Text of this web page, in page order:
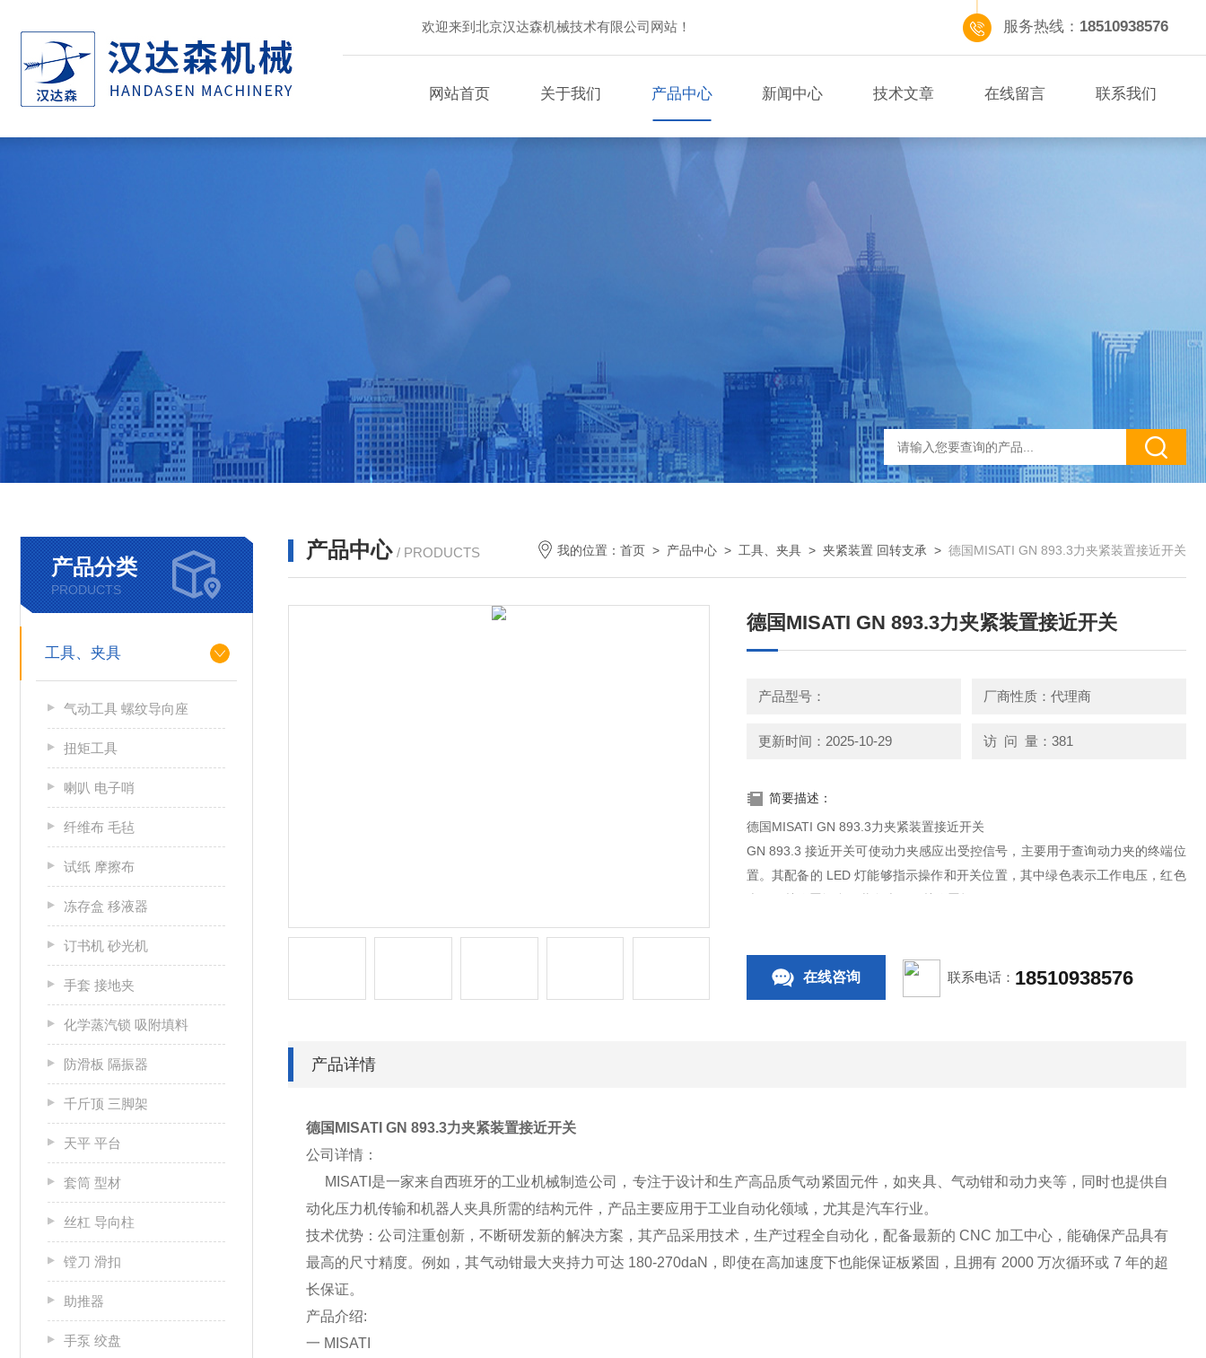
欢迎来到北京汉达森机械技术有限公司网站！ 服务热线： 18510938576
网站首页 关于我们 产品中心 新闻中心 技术文章 在线留言 联系我们
产品分类
PRODUCTS
工具、夹具
气动工具 螺纹导向座
扭矩工具
喇叭 电子哨
纤维布 毛毡
试纸 摩擦布
冻存盒 移液器
订书机 砂光机
手套 接地夹
化学蒸汽锁 吸附填料
防滑板 隔振器
千斤顶 三脚架
天平 平台
套筒 型材
丝杠 导向柱
镗刀 滑扣
助推器
手泵 绞盘
产品中心 / PRODUCTS 我的位置： 首页 > 产品中心 > 工具、夹具 > 夹紧装置 回转支承 > 德国MISATI GN 893.3力夹紧装置接近开关
德国MISATI GN 893.3力夹紧装置接近开关
产品型号： 厂商性质：代理商
更新时间：2025-10-29 访 问 量：381
简要描述：
德国MISATI GN 893.3力夹紧装置接近开关
GN 893.3 接近开关可使动力夹感应出受控信号，主要用于查询动力夹的终端位
置。其配备的 LED 灯能够指示操作和开关位置，其中绿色表示工作电压，红色
表示开关位置闭合，黄色表示开关位置打开。
在线咨询 联系电话： 18510938576
产品详情
德国MISATI GN 893.3力夹紧装置接近开关
公司详情：
MISATI是一家来自西班牙的工业机械制造公司，专注于设计和生产高品质气动紧固元件，如夹具、气动钳和动力夹等，同时也提供自
动化压力机传输和机器人夹具所需的结构元件，产品主要应用于工业自动化领域，尤其是汽车行业。
技术优势：公司注重创新，不断研发新的解决方案，其产品采用技术，生产过程全自动化，配备最新的 CNC 加工中心，能确保产品具有
最高的尺寸精度。例如，其气动钳最大夹持力可达 180-270daN，即使在高加速度下也能保证板紧固，且拥有 2000 万次循环或 7 年的超
长保证。
产品介绍:
一 MISATI